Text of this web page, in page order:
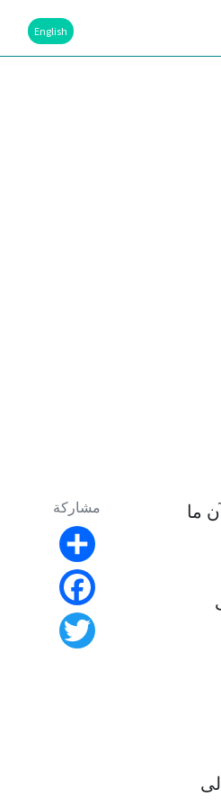
English
ما
مشاركة
Share
Facebook